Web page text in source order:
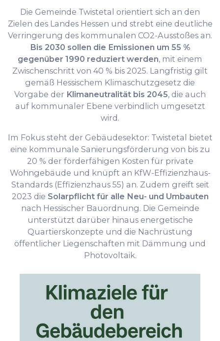
Die Gemeinde Twistetal orientiert sich an den
Zielen des Landes Hessen und strebt eine deutliche
Verringerung des kommunalen CO2-Ausstoßes an.
Bis 2030 sollen die Emissionen um 55 %
gegenüber 1990 reduziert werden, mit einem
Zwischenschritt von 40 % bis 2025. Langfristig gilt
gemäß Hessischem Klimaschutzgesetz die
Vorgabe der Klimaneutralität bis 2045, die auch
auf kommunaler Ebene verbindlich umgesetzt
wird.
Im Fokus steht der Gebäudesektor: Twistetal bietet
eine kommunale Sanierungsförderung von bis zu
20 % der förderfähigen Kosten für private
Wohngebäude und knüpft an KfW-Effizienzhaus-
Standards (Effizienzhaus 55) an. Zudem greift seit
2023 die Solarpflicht für alle Neu- und Umbauten
nach Hessischer Bauordnung. Die Gemeinde
unterstützt darüber hinaus energetische
Quartierskonzepte und die Nachrüstung
öffentlicher Liegenschaften mit Dämmung und
Photovoltaik.